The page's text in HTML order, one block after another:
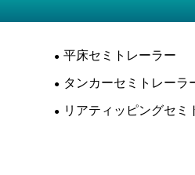
平床セミトレーラー
タンカーセミトレーラ
リアティッピングセミ